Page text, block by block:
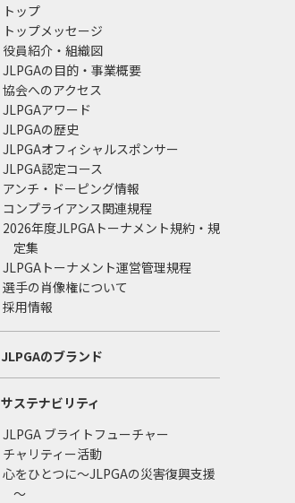
トップ
トップメッセージ
役員紹介・組織図
JLPGAの目的・事業概要
協会へのアクセス
JLPGAアワード
JLPGAの歴史
JLPGAオフィシャルスポンサー
JLPGA認定コース
アンチ・ドーピング情報
コンプライアンス関連規程
2026年度JLPGAトーナメント規約・規
定集
JLPGAトーナメント運営管理規程
選手の肖像権について
採用情報
JLPGAのブランド
サステナビリティ
JLPGA ブライトフューチャー
チャリティー活動
心をひとつに～JLPGAの災害復興支援
～